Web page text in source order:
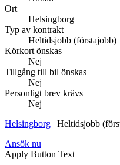
Ort
Helsingborg
Typ av kontrakt
Heltidsjobb (förstajobb)
Körkort önskas
Nej
Tillgång till bil önskas
Nej
Personligt brev krävs
Nej
Helsingborg | Heltidsjobb
Ansök nu
Apply Button Text